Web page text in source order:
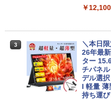
8GB/
6型 液
パソコ
PC/
￥24,999
￥12,100
3
＼本日
26年最
ター
チパネ
デル選
I 軽量 薄
持ち運